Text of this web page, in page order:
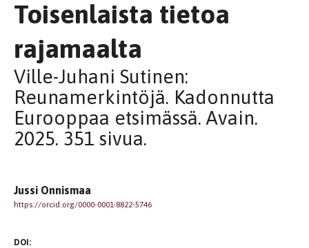
Toisenlaista tietoa
rajamaalta
Ville-Juhani Sutinen:
Reunamerkintöjä. Kadonnutta
Eurooppaa etsimässä. Avain.
2025. 351 sivua.
Jussi Onnismaa
https://orcid.org/0000-0001-8822-5746
DOI: